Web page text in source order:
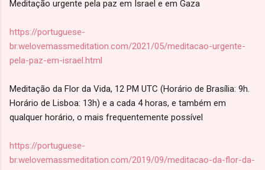
Meditação urgente pela paz em Israel e em Gaza
https://portuguese-
br.welovemassmeditation.com/2021/05/meditacao-urgente-
pela-paz-em-israel.html
Meditação da Flor da Vida, 12 PM UTC (Horário de Brasília: 9h.
Horário de Lisboa: 13h) e a cada 4 horas, e também em
qualquer horário, o mais frequentemente possível
https://portuguese-
br.welovemassmeditation.com/2019/09/meditacao-da-flor-da-